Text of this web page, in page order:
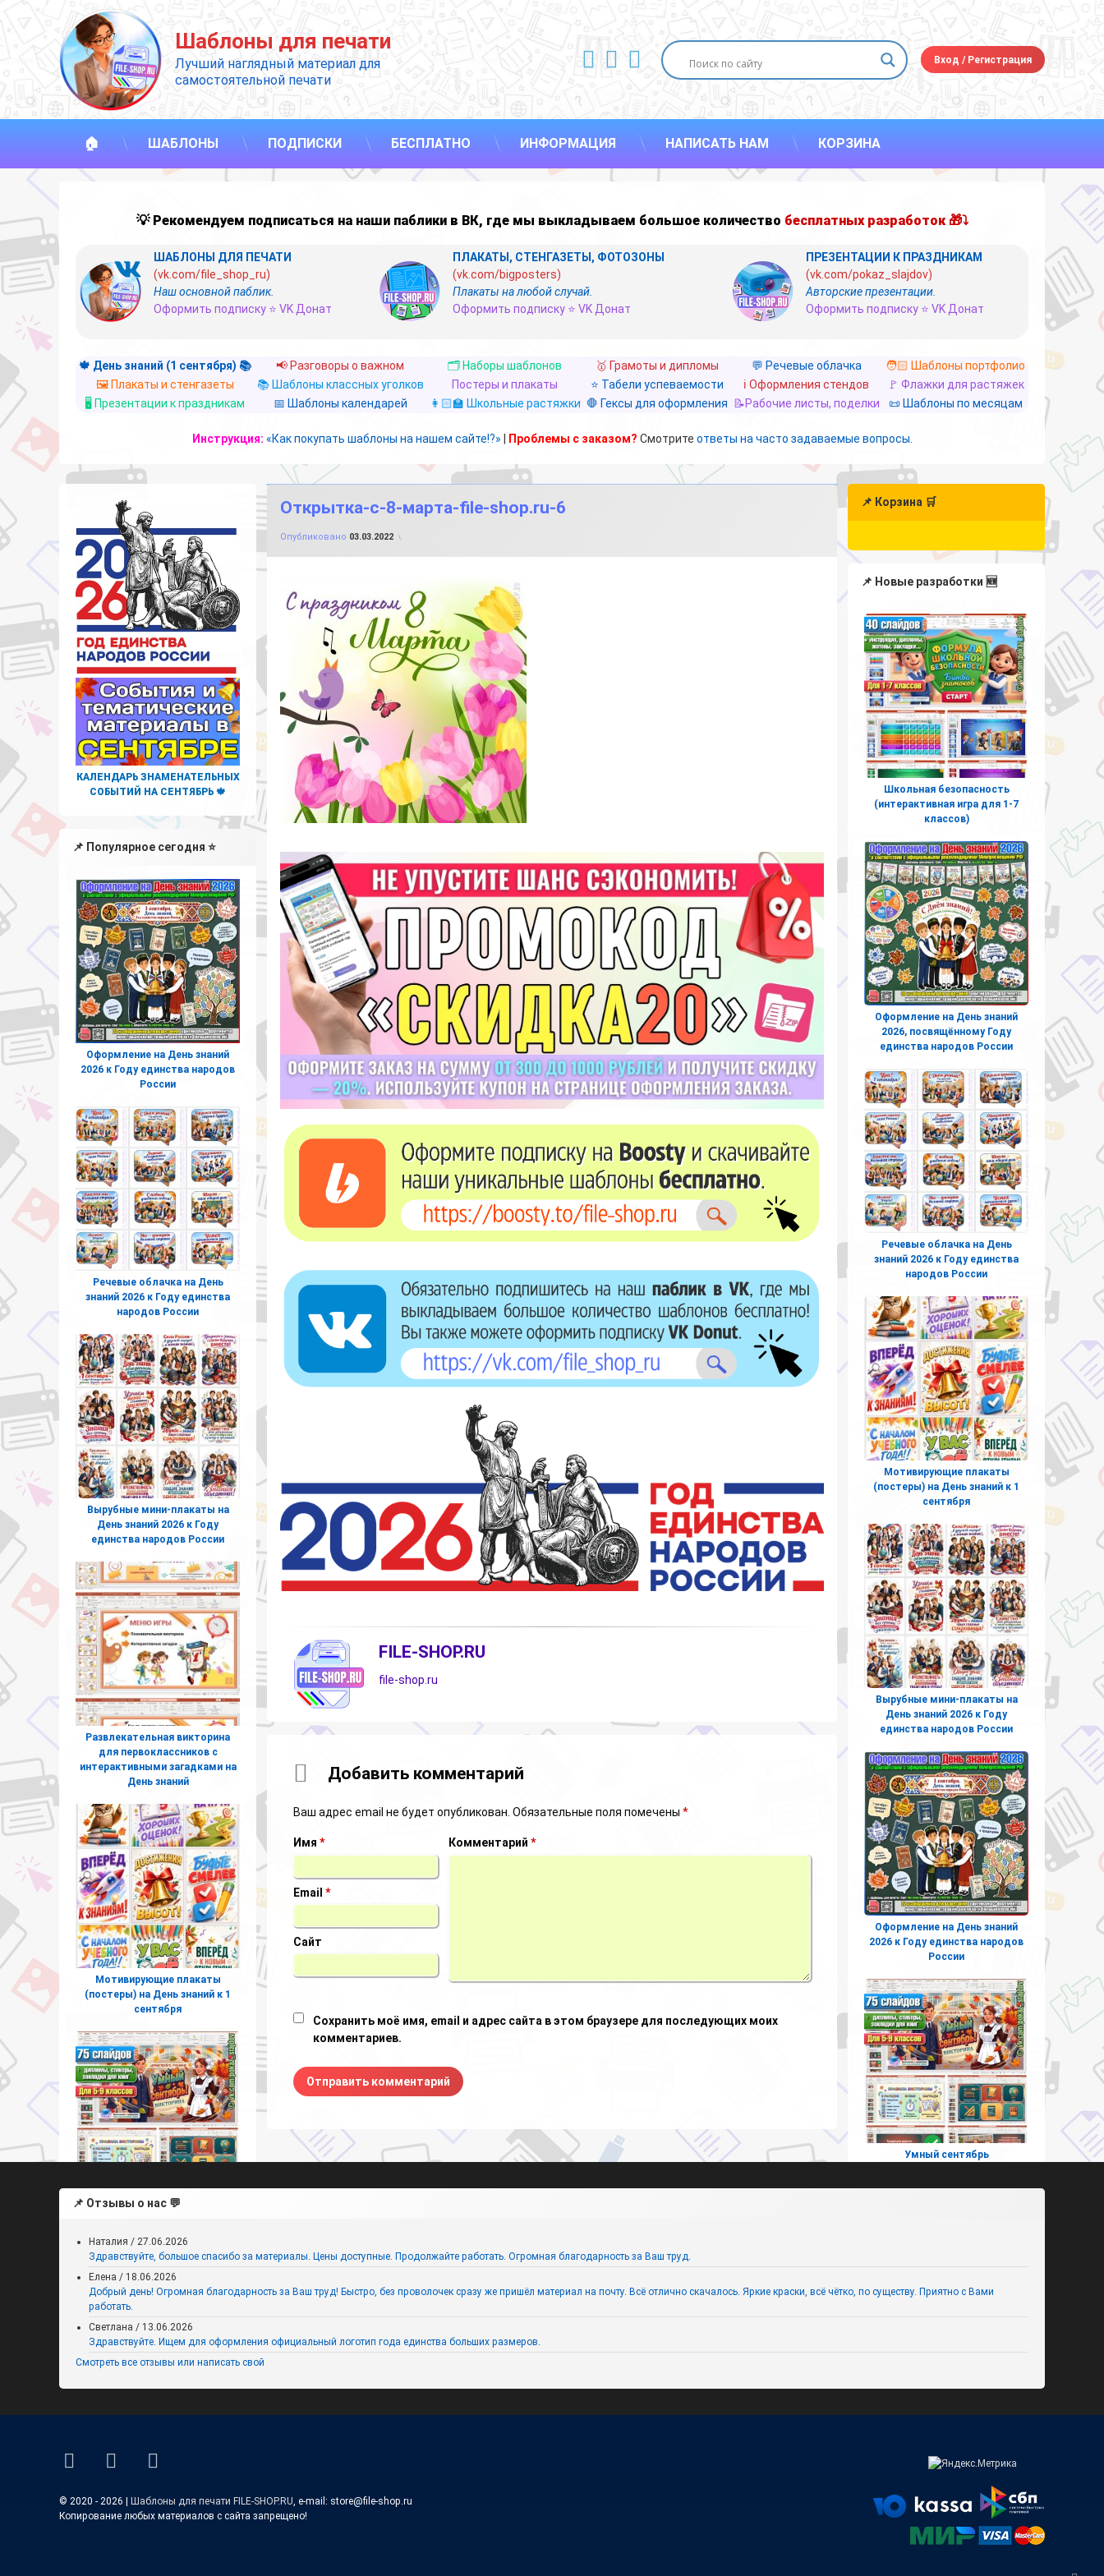
Перейти
к
содержимому
Шаблоны для печати
Лучший наглядный материал для
самостоятельной печати
ВКонтакте
YouTube
E-mail Вход /Регистрация
🏠 ШАБЛОНЫ ПОДПИСКИ БЕСПЛАТНО ИНФОРМАЦИЯ НАПИСАТЬ НАМ КОРЗИНА
💡 Рекомендуем подписаться на наши паблики в ВК, где мы выкладываем большое количество бесплатных разработок 🎁⤵
ШАБЛОНЫ ДЛЯ ПЕЧАТИ
(vk.com/file_shop_ru)
Наш основной паблик.
Оформить подписку ⭐ VK Донат
ПЛАКАТЫ, СТЕНГАЗЕТЫ, ФОТОЗОНЫ
(vk.com/bigposters)
Плакаты на любой случай.
Оформить подписку ⭐ VK Донат
ПРЕЗЕНТАЦИИ К ПРАЗДНИКАМ
(vk.com/pokaz_slajdov)
Авторские презентации.
Оформить подписку ⭐ VK Донат
🍁 День знаний (1 сентября) 📚 📢 Разговоры о важном 🗂️ Наборы шаблонов 🥇 Грамоты и дипломы 💬 Речевые облачка
🧑🏻 Шаблоны портфолио
🖼️ Плакаты и стенгазеты
📚 Шаблоны классных уголков Постеры и плакаты ⭐ Табели успеваемости ℹ️ Оформления стендов
🚩 Флажки для растяжек
🖥️ Презентации к праздникам
📅 Шаблоны календарей 👩🏻‍🏫 Школьные растяжки 🛑 Гексы для оформления 📝Рабочие листы, поделки 📜 Шаблоны по месяцам
Инструкция: «Как покупать шаблоны на нашем сайте!?» Проблемы с заказом? Смотрите ответы на часто задаваемые вопросы.
Открытка-с-8-марта-file-shop.ru-6
Опубликовано 03.03.2022
FILE-SHOP.RU
file-shop.ru
Комментарии
Добавить комментарий
Ваш адрес email не будет опубликован. Обязательные поля помечены *
Комментарий *
Имя *
Email *
Сайт
Сохранить моё имя, email и адрес сайта в этом браузере для последующих моих
комментариев.
КАЛЕНДАРЬ ЗНАМЕНАТЕЛЬНЫХ
СОБЫТИЙ НА СЕНТЯБРЬ 🍁
📌 Популярное сегодня ⭐
Оформление на День знаний
2026 к Году единства народов
России
Речевые облачка на День
знаний 2026 к Году единства
народов России
Вырубные мини-плакаты на
День знаний 2026 к Году
единства народов России
Развлекательная викторина
для первоклассников с
интерактивными загадками на
День знаний
Мотивирующие плакаты
(постеры) на День знаний к 1
сентября
Умный сентябрь
Дню знаний для 5-9 классов)
📌 Корзина 🛒
📌 Новые разработки 🆕
Школьная безопасность
(интерактивная игра для 1-7
классов)
Оформление на День знаний
2026, посвящённому Году
единства народов России
Речевые облачка на День
знаний 2026 к Году единства
народов России
Мотивирующие плакаты
(постеры) на День знаний к 1
сентября
Вырубные мини-плакаты на
День знаний 2026 к Году
единства народов России
Оформление на День знаний
2026 к Году единства народов
России
Умный сентябрь
📌 Отзывы о нас 💬
Наталия / 27.06.2026
Здравствуйте, большое спасибо за материалы. Цены доступные. Продолжайте работать. Огромная благодарность за Ваш труд.
Елена / 18.06.2026
Добрый день! Огромная благодарность за Ваш труд! Быстро, без проволочек сразу же пришёл материал на почту. Всё отлично скачалось. Яркие краски, всё чётко, по существу. Приятно с Вами
работать.
Светлана / 13.06.2026
Здравствуйте. Ищем для оформления официальный логотип года единства больших размеров.
Смотреть все отзывы или написать свой
ВКонтакте
YouTube
E-mail
© 2020 - 2026 | Шаблоны для печати FILE-SHOP.RU, e-mail: store@file-shop.ru
Копирование любых материалов с сайта запрещено!